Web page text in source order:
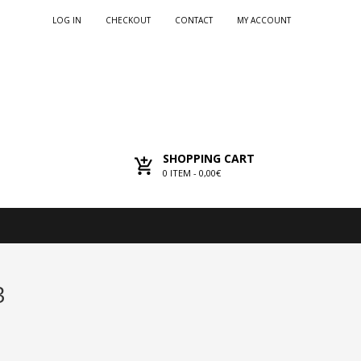
MY ACCOUNT
CONTACT
CHECKOUT
LOG IN
SHOPPING CART
0 ITEM - 0,00€